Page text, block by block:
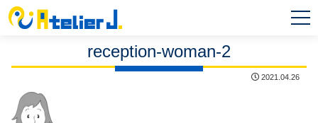
reception-woman-2
2021.04.26